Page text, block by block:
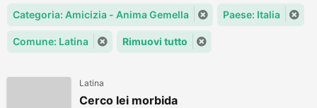
Categoria: Amicizia - Anima Gemella Paese: Italia
Comune: Latina Rimuovi tutto
Latina
Cerco lei morbida